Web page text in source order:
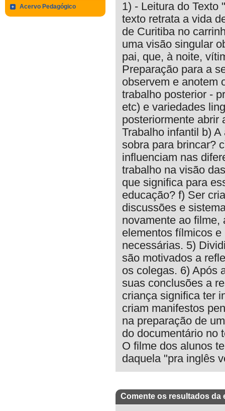
Acervo Pedagógico
1) - Leitura do Texto
texto retrata a vida
de Curitiba no
uma visão singular
pai, que, à noite,
Preparação para a
observem e anotem
trabalho posterior -
etc) e variedades
posteriormente abrir
Trabalho infantil b)
sobra para brincar?
influenciam nas
trabalho na visão
que significa para
educação? f) Ser
discussões e
novamente ao filme,
elementos fílmicos
necessárias. 5)
são motivados a
os colegas. 6) Após
suas conclusões a
criança significa ter
criam manifestos
na preparação de
do documentário no
O filme dos alunos
daquela "pra inglês
Comente os resultados da